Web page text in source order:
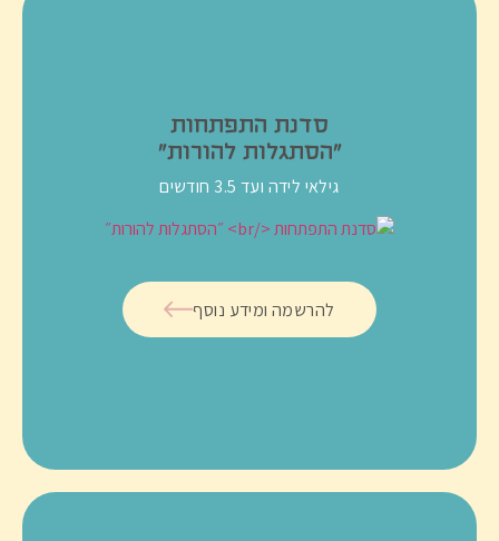
סדנת התפתחות
״הסתגלות להורות״
גילאי לידה ועד 3.5 חודשים
להרשמה ומידע נוסף